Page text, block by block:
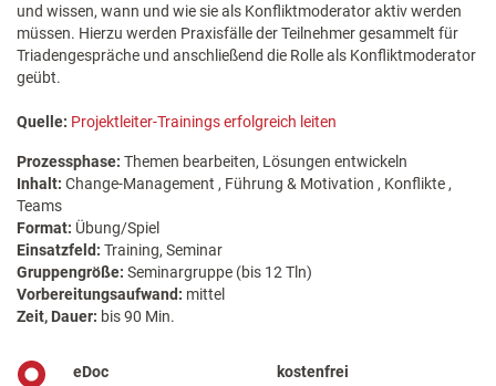
und wissen, wann und wie sie als Konfliktmoderator aktiv werden
müssen. Hierzu werden Praxisfälle der Teilnehmer gesammelt für
Triadengespräche und anschließend die Rolle als Konfliktmoderator
geübt.
Quelle: Projektleiter-Trainings erfolgreich leiten
Prozessphase: Themen bearbeiten, Lösungen entwickeln
Inhalt: Change-Management , Führung & Motivation , Konflikte ,
Teams
Format: Übung/Spiel
Einsatzfeld: Training, Seminar
Gruppengröße: Seminargruppe (bis 12 Tln)
Vorbereitungsaufwand: mittel
Zeit, Dauer: bis 90 Min.
eDoc kostenfrei